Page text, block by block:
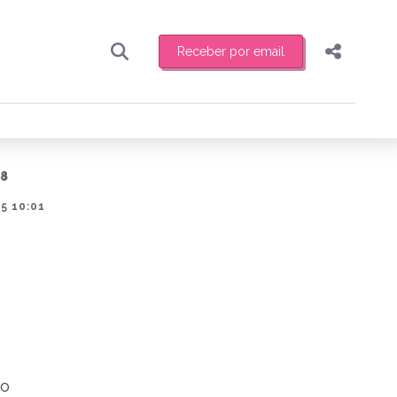
Receber por email
toda sexta-feira de manhã o resumo
Compartilhar
10:01